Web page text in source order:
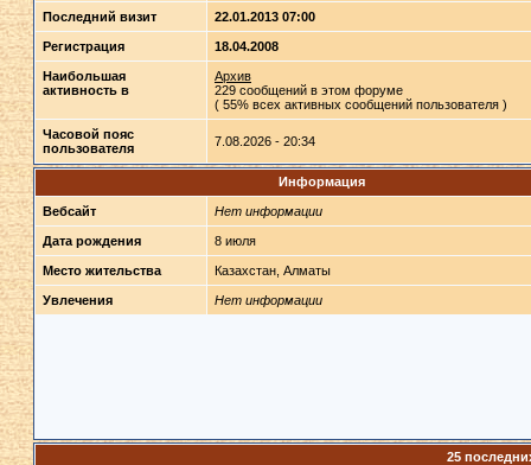
Последний визит 22.01.2013 07:00
Регистрация 18.04.2008
Наибольшая
активность в
Архив
229 сообщений в этом форуме
( 55% всех активных сообщений пользователя )
Часовой пояс
пользователя
7.08.2026 - 20:34
Информация
Вебсайт Нет информации
Дата рождения 8 июля
Место жительства Казахстан, Алматы
Увлечения Нет информации
25